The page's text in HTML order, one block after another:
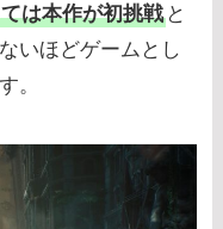
は本作が初挑戦 と
いほどゲームとし
。